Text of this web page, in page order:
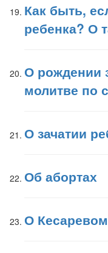
Как быть,
ребенка? О
О рождении
молитве по
О зачатии
Об абортах
О